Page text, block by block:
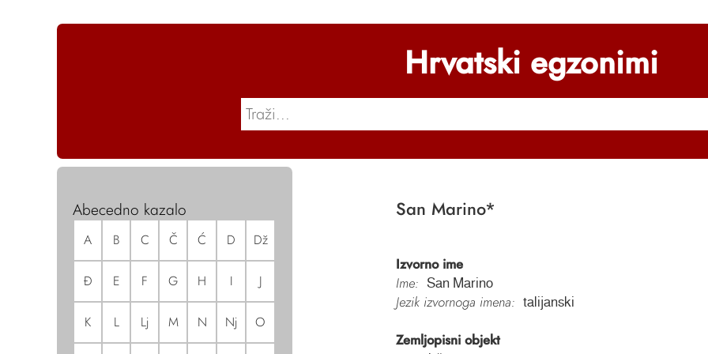
Hrvatski egzonimi
Abecedno kazalo
A B C Č Ć D Dž
Đ E F G H I J
K L Lj M N Nj O
San Marino*
Izvorno ime
Ime:
San Marino
Jezik izvornoga imena: talijanski
Zemljopisni objekt